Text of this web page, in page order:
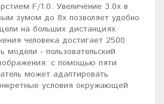
F/1.0. Увеличение 3.0x в
зумом до 8x позволяет удобно
на больших дистанциях.
человека достигает 2500
модели - пользовательский
с помощью пяти
может адаптировать
условия окружающей